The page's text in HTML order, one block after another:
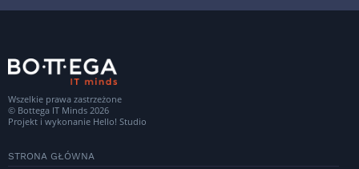
Wszelkie prawa zastrzeżone
© Bottega IT Minds 2026
Projekt i wykonanie Hello! Studio
STRONA GŁÓWNA